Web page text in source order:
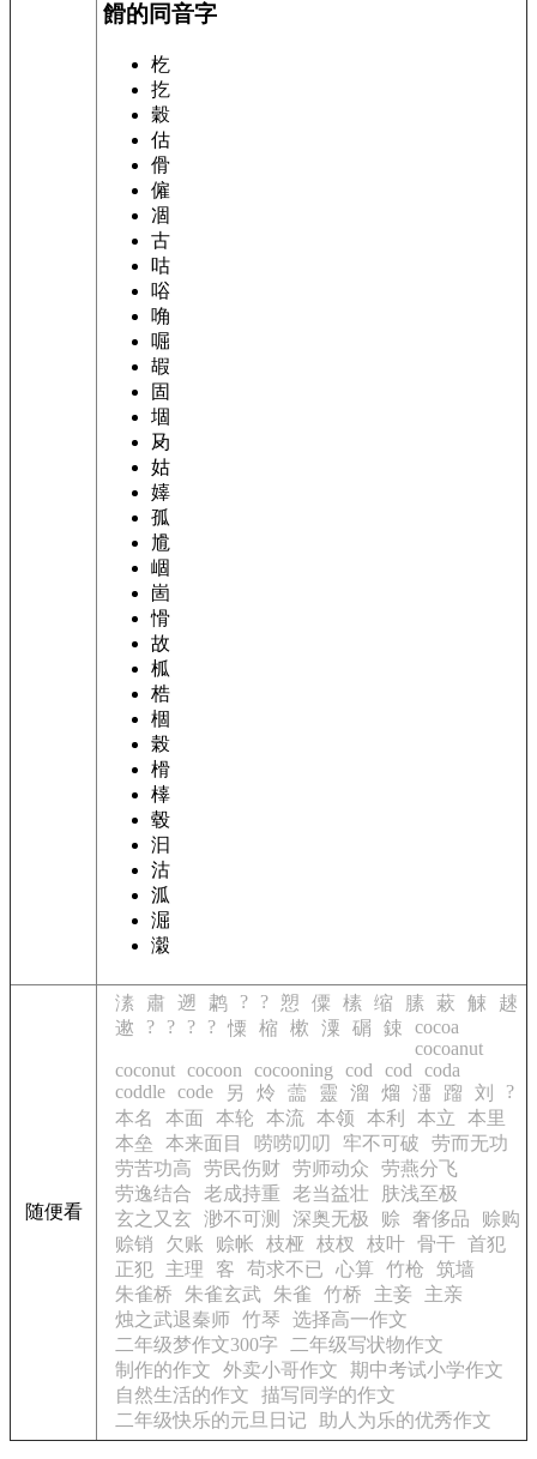
餶的同音字
杚
扢
穀
估
傦
僱
凅
古
咕
唂
唃
啒
嘏
固
堌
夃
姑
嫴
孤
尳
崓
崮
愲
故
柧
梏
棝
榖
榾
橭
毂
汩
沽
泒
淈
濲
随便看
溸 肅 遡 鹔 ? ? 愬 僳 榡 缩 膆 蔌 觫
趚
遬
? ? ? ? 憟 樎 樕 潥 碿 鋉
cocoa
cocoanut
coconut cocoon cocooning cod cod
coda
coddle code 另 炩 蘦 靈 溜 熘 澑 蹓 刘
?
本名
本面 本轮 本流 本领 本利 本立
本里
本垒
本来面目 唠唠叨叨 牢不可破
劳而无功
劳苦功高
劳民伤财 劳师动众
劳燕分飞
劳逸结合
老成持重 老当益壮
肤浅至极
玄之又玄
渺不可测 深奥无极 赊 奢侈品
赊购
赊销
欠账 赊帐 枝桠 枝杈 枝叶 骨干 首犯
正犯
主理 客 苟求不已 心算 竹枪
筑墙
朱雀桥
朱雀玄武 朱雀 竹桥 主妾
主亲
烛之武退秦师 竹琴
选择高一作文
二年级梦作文300字
二年级写状物作文
制作的作文
外卖小哥作文
期中考试小学作文
自然生活的作文
描写同学的作文
二年级快乐的元旦日记
助人为乐的优秀作文